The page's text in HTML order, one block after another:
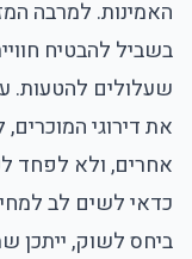
בשביל להבטיח
שעלולים להטעות.
את דירוגי
אחרים, ולא לפחד
כדאי לשים לב
ביחס לשוק, ייתכן